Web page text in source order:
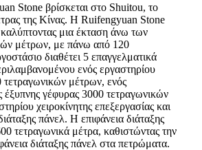
Stone βρίσκεται στο Shuitou, το
της Κίνας. Η Ruifengyuan Stone
μια έκταση άνω των
μέτρων, με πάνω από 120
διαθέτει 5 επαγγελματικά
ενός εργαστηρίου
τετραγωνικών μέτρων, ενός
έξυπνης γέφυρας 3000 τετραγωνικών
χειροκίνητης επεξεργασίας και
πάνελ. Η επιφάνεια διάταξης
τετραγωνικά μέτρα, καθιστώντας την
διάταξης πάνελ στα πετρώματα.